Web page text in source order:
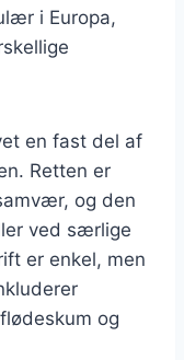
i Europa,
en fast del af
Retten er
og den
ved særlige
er enkel, men
og